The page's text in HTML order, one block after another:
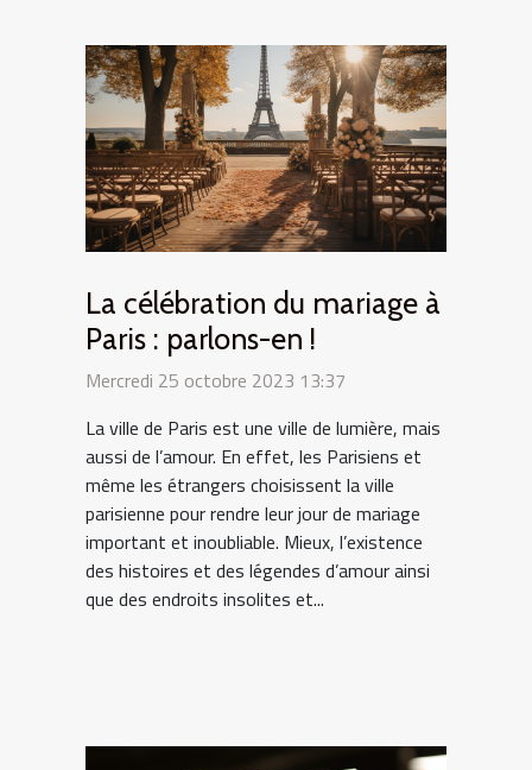
La célébration du mariage à
Paris : parlons-en !
Mercredi 25 octobre 2023 13:37
La ville de Paris est une ville de lumière, mais
aussi de l’amour. En effet, les Parisiens et
même les étrangers choisissent la ville
parisienne pour rendre leur jour de mariage
important et inoubliable. Mieux, l’existence
des histoires et des légendes d’amour ainsi
que des endroits insolites et...